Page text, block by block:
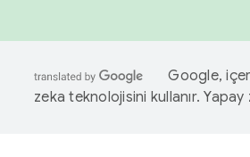
Google,
zeka teknolojisini kullanır.